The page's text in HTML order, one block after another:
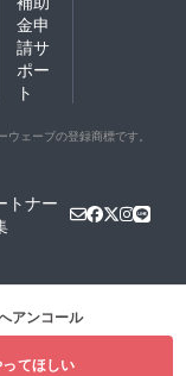
金申
請サ
ポー
ト
ウェーブの登録商標です。
トナー
アンコール
てほしい